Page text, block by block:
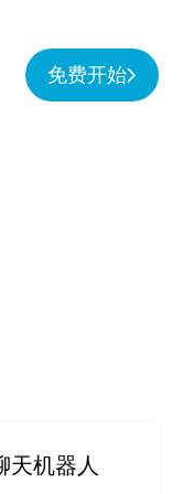
免费开始
天机器人